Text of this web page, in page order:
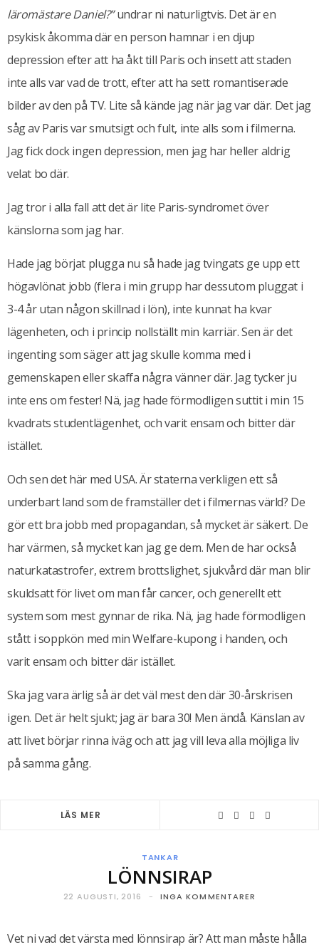
läromästare Daniel?”undrar ni naturligtvis. Det är en
psykisk åkomma där en person hamnar i en djup
depression efter att ha åkt till Paris och insett att staden
inte alls var vad de trott, efter att ha sett romantiserade
bilder av den på TV. Lite så kände jag när jag var där. Det jag
såg av Paris var smutsigt och fult, inte alls som i filmerna.
Jag fick dock ingen depression, men jag har heller aldrig
velat bo där.
Jag tror i alla fall att det är lite Paris-syndromet över
känslorna som jag har.
Hade jag börjat plugga nu så hade jag tvingats ge upp ett
högavlönat jobb (flera i min grupp har dessutom pluggat i
3-4 år utan någon skillnad i lön), inte kunnat ha kvar
lägenheten, och i princip nollställt min karriär. Sen är det
ingenting som säger att jag skulle komma med i
gemenskapen eller skaffa några vänner där. Jag tycker ju
inte ens om fester! Nä, jag hade förmodligen suttit i min 15
kvadrats studentlägenhet, och varit ensam och bitter där
istället.
Och sen det här med USA. Är staterna verkligen ett så
underbart land som de framställer det i filmernas värld? De
gör ett bra jobb med propagandan, så mycket är säkert. De
har värmen, så mycket kan jag ge dem. Men de har också
naturkatastrofer, extrem brottslighet, sjukvård där man blir
skuldsatt för livet om man får cancer, och generellt ett
system som mest gynnar de rika. Nä, jag hade förmodligen
stått i soppkön med min Welfare-kupong i handen, och
varit ensam och bitter där istället.
Ska jag vara ärlig så är det väl mest den där 30-årskrisen
igen. Det är helt sjukt; jag är bara 30! Men ändå. Känslan av
att livet börjar rinna iväg och att jag vill leva alla möjliga liv
på samma gång.
LÄS MER
TANKAR
LÖNNSIRAP
22 AUGUSTI, 2016 INGA KOMMENTARER
Vet ni vad det värsta med lönnsirap är? Att man måste hålla